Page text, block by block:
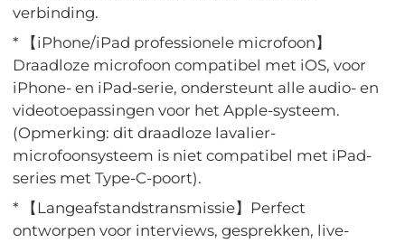
verbinding.
* 【iPhone/iPad professionele microfoon】
Draadloze microfoon compatibel met iOS, voor
iPhone- en iPad-serie, ondersteunt alle audio- en
videotoepassingen voor het Apple-systeem.
(Opmerking: dit draadloze lavalier-
microfoonsysteem is niet compatibel met iPad-
series met Type-C-poort).
* 【Langeafstandstransmissie】Perfect
ontworpen voor interviews, gesprekken, live-